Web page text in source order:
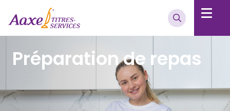
Préparation de repas